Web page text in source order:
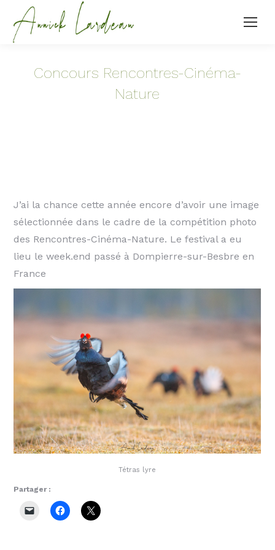
Concours Rencontres-Cinéma-
Nature
J’ai la chance cette année encore d’avoir une image
sélectionnée dans le cadre de la compétition photo
des Rencontres-Cinéma-Nature. Le festival a eu
lieu le week.end passé à Dompierre-sur-Besbre en
France
Tétras lyre
Partager :